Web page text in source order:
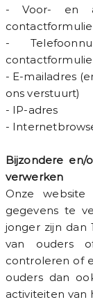
- Voor- en
-
- E-mailadres
ons verstuurt)
- IP-adres
-
Bijzondere en/
verwerken
Onze
gegevens te
jonger zijn dan
van ouders
controleren of
ouders dan
activiteiten van